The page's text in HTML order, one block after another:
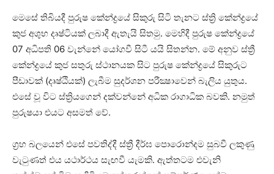
මෙසේ තිබියදී පුරුෂ කේන්ද්‍රයේ සිකුරු සිටි තැනට ස්‌ත්‍රි කේන්ද්‍රයේ
කුජ අශුභ දෘෂ්ටියක්‌ ලබාදී ඇතැයි සිතමු. මෙහිදී පුරුෂ කේන්ද්‍රයේ
07 අධිපති 06 වැන්නේ යෝගවී සිටී යයි සිතන්න. මේ අනුව ස්‌ත්‍රී
කේන්ද්‍රයේ කුජ සතුරු ස්‌ථානයක සිට පුරුෂ කේන්ද්‍රයේ සිකුරුට
පීඩාවක්‌ (දෘෂ්ඨියක්‌) ලැබීම සුදර්ශන පරීක්‍ෂාවෙන් බැලිය යුතුය.
එසේ වූ විට ස්‌ත්‍රියගෙන් දක්‌වන්නේ අධික රාගාධික බවකි. නමුත්
පුරුෂයා එයට අසමත් වේ.
ග්‍රහ බලයෙන් එසේ පවතිද්දී ස්‌ත්‍රී දීර්ඝ පොරොන්දම සුබවී ලකුණු
වැටුණත් එය යථාර්ථය සැඟවී යැමකි. ඇත්තටම එවැනි